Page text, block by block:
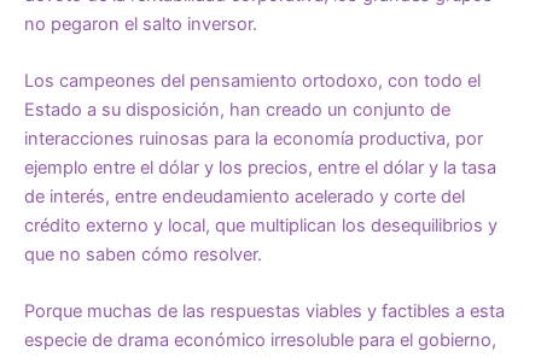
no pegaron el salto inversor.
Los campeones del pensamiento ortodoxo, con todo el
Estado a su disposición, han creado un conjunto de
interacciones ruinosas para la economía productiva, por
ejemplo entre el dólar y los precios, entre el dólar y la tasa
de interés, entre endeudamiento acelerado y corte del
crédito externo y local, que multiplican los desequilibrios y
que no saben cómo resolver.
Porque muchas de las respuestas viables y factibles a esta
especie de drama económico irresoluble para el gobierno,